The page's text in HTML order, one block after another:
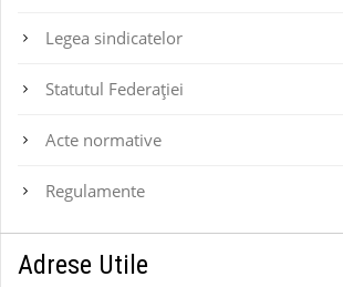
Legea sindicatelor
Statutul Federaţiei
Acte normative
Regulamente
Adrese Utile